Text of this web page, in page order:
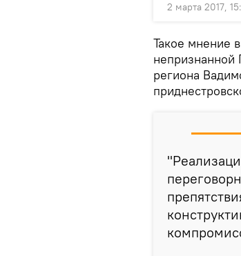
2 марта 2017,
Такое мнение
непризнанной
региона